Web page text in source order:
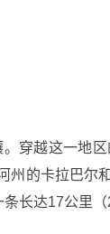
穿越这一地区
州的卡拉巴尔
长达17公里